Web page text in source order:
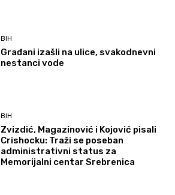
BIH
Građani izašli na ulice, svakodnevni
nestanci vode
BIH
Zvizdić, Magazinović i Kojović pisali
Crishocku: Traži se poseban
administrativni status za
Memorijalni centar Srebrenica